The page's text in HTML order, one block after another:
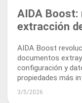
AIDA Boost:
extracción
AIDA Boost
documentos
configuración y
propiedades más
prompts. Ofrece
impulsando todos
3/5/2026